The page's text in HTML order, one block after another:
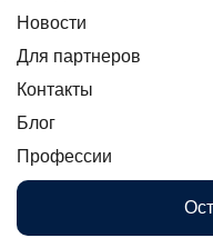
Новости
Для партнеров
Контакты
Блог
Профессии